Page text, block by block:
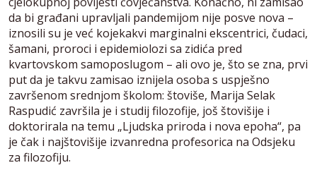
da bi građani upravljali pandemijom nije posve nova –
iznosili su je već kojekakvi marginalni ekscentrici, čudaci,
šamani, proroci i epidemiolozi sa zidića pred
kvartovskom samoposlugom – ali ovo je, što se zna, prvi
put da je takvu zamisao iznijela osoba s uspješno
završenom srednjom školom: štoviše, Marija Selak
Raspudić završila je i studij filozofije, još štovišije i
doktorirala na temu „Ljudska priroda i nova epoha“, pa
je čak i najštovišije izvanredna profesorica na Odsjeku
za filozofiju.